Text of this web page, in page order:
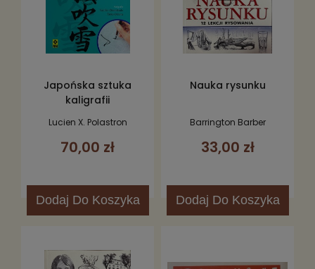
Japońska sztuka
kaligrafii
Lucien X. Polastron
70,00 zł
Dodaj Do Koszyka
Nauka rysunku
Barrington Barber
33,00 zł
Dodaj Do Koszyka